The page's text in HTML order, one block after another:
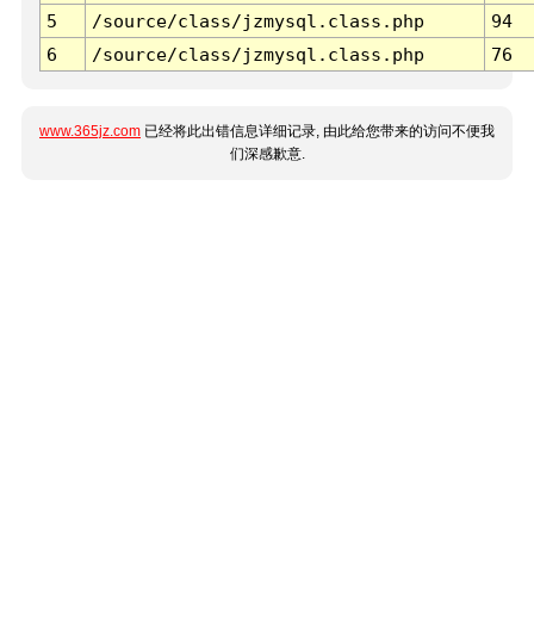
5
/source/class/jzmysql.class.php
94
6
/source/class/jzmysql.class.php 76
www.365jz.com 已经将此出错信息详细记录, 由此给您带来的访问不便我
们深感歉意.